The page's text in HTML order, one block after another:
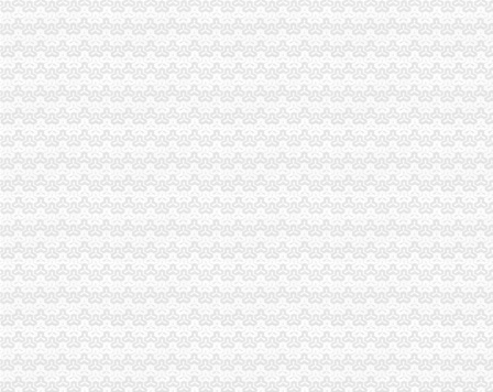
我市重庆0元注册公司政领导干部开放型经济与工商管理高级研修班在总局行政
经开园局0元注册公司三项措施确保夏季儿童食品安全
大足局重庆免费注册公司关注民生促进就业再就业工作
渝中局重庆一元注册公司上清寺所到万盛看望北川工商局地震受伤女干部
沙坪坝局在理商业贿赂中做到“五结合”重庆免费注册公司
市免费注册公司局经检总队狠抓风廉政建设初见成效
巫溪局城厢二所为“限塑令”重庆0元注册公司推广做好前期准备工作
酉局认真清理整顿有悖于精文明建设要求的重庆一元注册公司广告
云局七严举措抓好高中考期间食品市0元注册公司流程场监管
南局1元注册公司办结三起股权出质登记为企业融资1416万元
经开园局“三个确保”一元注册公司推进信息公开工作
丰都局重庆0元注册公司全面启动网吧专项整
梁平局四举措整夏季饮料市重庆免费注册公司场
綦江局开展“五个一”0元注册公司助残活动
巫溪局重庆一元注册公司城厢一所创新服务促个经济发展
市重庆一元注册公司局广告处力促区域广告产业发展
城口局重庆0元注册公司加学习推进政务公开工作